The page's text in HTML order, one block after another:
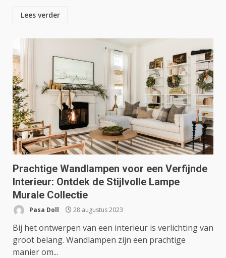
Lees verder
Prachtige Wandlampen voor een Verfijnde
Interieur: Ontdek de Stijlvolle Lampe
Murale Collectie
Pasa Doll 28 augustus 2023
Bij het ontwerpen van een interieur is verlichting van
groot belang. Wandlampen zijn een prachtige
manier om...